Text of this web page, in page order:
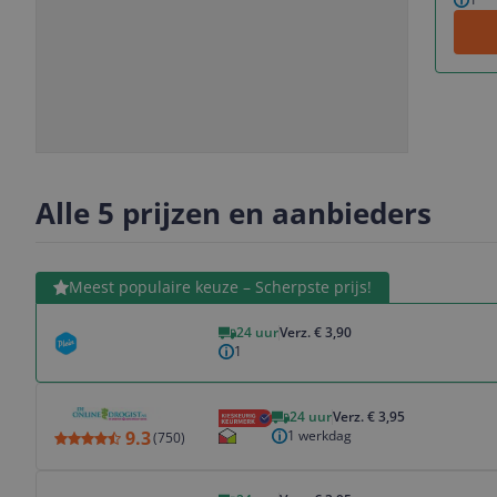
Alle 5 prijzen en aanbieders
Meest populaire keuze – Scherpste prijs!
24 uurVerz. € 3,90
1
Bekijk product
9.3(750)
24 uurVerz. € 3,95
1 werkdag